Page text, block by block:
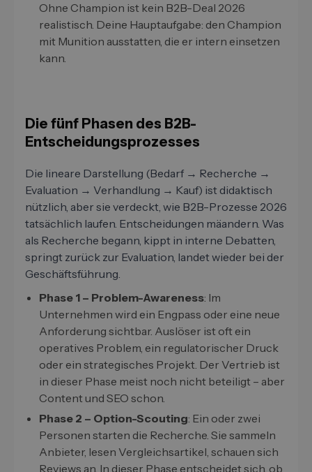
Ohne Champion ist kein B2B-Deal 2026
realistisch. Deine Hauptaufgabe: den Champion
mit Munition ausstatten, die er intern einsetzen
kann.
Die fünf Phasen des B2B-
Entscheidungsprozesses
Die lineare Darstellung (Bedarf → Recherche →
Evaluation → Verhandlung → Kauf) ist didaktisch
nützlich, aber sie verdeckt, wie B2B-Prozesse 2026
tatsächlich laufen. Entscheidungen mäandern. Was
als Recherche begann, kippt in interne Debatten,
springt zurück zur Evaluation, landet wieder bei der
Geschäftsführung.
Phase 1 – Problem-Awareness: Im
Unternehmen wird ein Engpass oder eine neue
Anforderung sichtbar. Auslöser ist oft ein
operatives Problem, ein regulatorischer Druck
oder ein strategisches Projekt. Der Vertrieb ist
in dieser Phase meist noch nicht beteiligt – aber
Content und SEO schon.
Phase 2 – Option-Scouting: Ein oder zwei
Personen starten die Recherche. Sie sammeln
Anbieter, lesen Vergleichsartikel, schauen sich
Reviews an. In dieser Phase entscheidet sich, ob